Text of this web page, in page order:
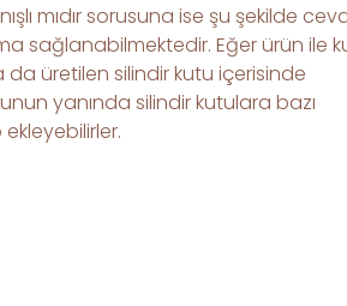
mıdır sorusuna ise şu şekilde
sağlanabilmektedir. Eğer ürün ile
da üretilen silindir kutu içerisinde
yanında silindir kutulara bazı